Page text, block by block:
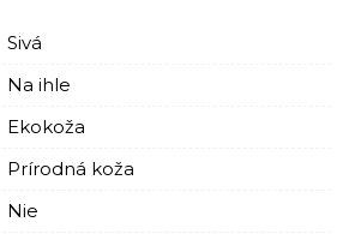
Sivá
Na ihle
Ekokoža
Prírodná koža
Nie